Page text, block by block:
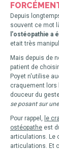
Depuis
souvent ce mot
l'ostéopathie a
etait très
Mais depuis de
patient de
Poyet n'utilise
craquement lors
douceur du
se posant sur
Pour rappel, le
ostéopathe est
articulations. Le
articulations. Et